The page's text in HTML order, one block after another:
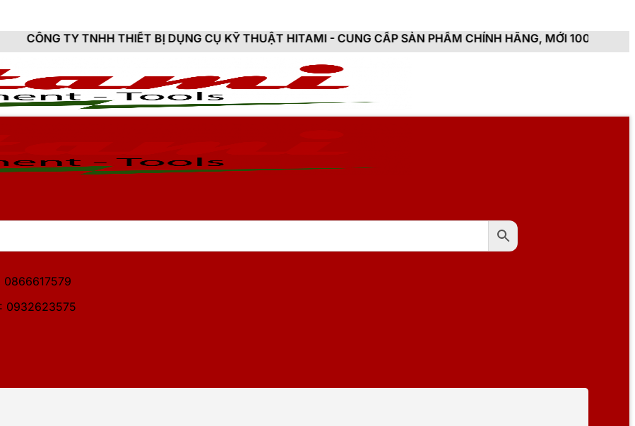
THIẾT BỊ DỤNG CỤ KỸ THUẬT HITAMI - CUNG CẤP SẢN PHẨM CHÍNH HÃNG, MỚI 100%, ĐẦY ĐỦ CHỨNG TỪ,
0866617579
0932623575